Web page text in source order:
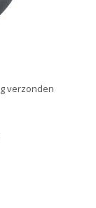
verzonden